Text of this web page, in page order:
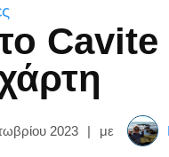
Cavite
2023 | με